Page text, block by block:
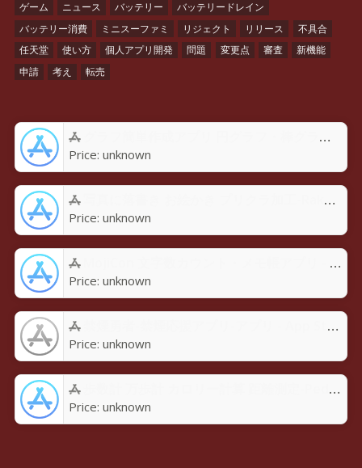
ゲーム
ニュース バッテリー
バッテリードレイン
バッテリー消費
ミニスーファミ リジェクト リリース
不具合
任天堂
使い方 個人アプリ開発 問題 変更点 審査
新機能
申請
考え 転売
グラフ簡単作成アプリ 円グラフ・棒グラフ・折れ線GraPhoアプリ - App Store
Price: unknown
写真に落書き お絵かき プリクラ加工-Rakugaky-アプリ - App Store
Price: unknown
MojiCon 文字数カウント・メモ帳アプリ - App Store
Price: unknown
禁煙勇者-禁煙応援アプリ-アプリ - App Store
Price: unknown
歩数計 万歩計 カロリー計算 距離測定-Pedoroアプリ - App Store
Price: unknown